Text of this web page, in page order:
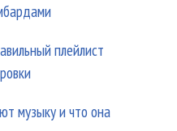
плейлист
музыку и что она